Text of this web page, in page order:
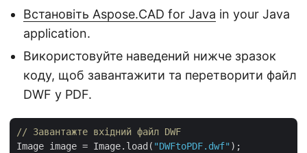
Встановіть Aspose.CAD for Java in your Java
application.
Використовуйте наведений нижче зразок
коду, щоб завантажити та перетворити файл
DWF у PDF.
// Завантажте вхідний файл DWF
Image image = Image.load( "DWFtoPDF.dwf" );